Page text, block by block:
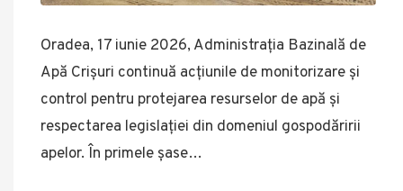
Oradea, 17 iunie 2026, Administrația Bazinală de
Apă Crișuri continuă acțiunile de monitorizare și
control pentru protejarea resurselor de apă și
respectarea legislației din domeniul gospodăririi
apelor. În primele șase…